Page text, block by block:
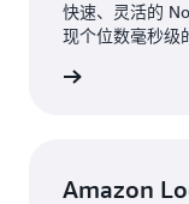
快速、灵活的
现个位数毫秒级
Amazon